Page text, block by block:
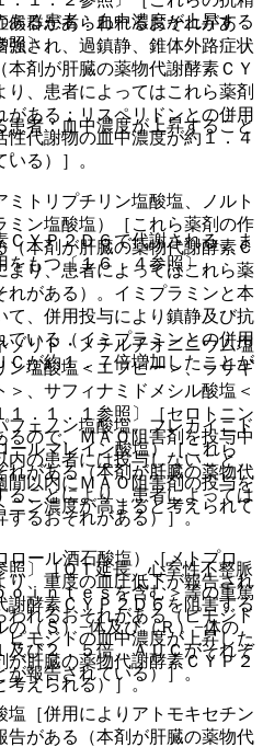
群があらわれるおそれがあ
強され、過鎮静、錐体外路症状
剤が肝臓の薬物代謝酵素ＣＹ
り、患者によってはこれら薬剤
ある；リスペリドンとの併用
代謝物の血中濃度が約１．４
る）］。
トリプチリン塩酸塩、ノルト
ミン塩酸塩）［これら薬剤の作
本剤が肝臓の薬物代謝酵素Ｃ
より、患者によってはこれら薬
れがある）。イミプラミンと本
て、併用投与により鎮静及び抗
ている（イミプラミンとの併用
Ｃが約１．７倍増加したことが
ェノン塩酸塩、フレカイニド
ールマレイン酸塩）［これら
れがある（本剤が肝臓の薬物代
ことにより、患者によっては
するおそれがある）］。
ール酒石酸塩）［メトプロ
り、重度の血圧低下が報告され
酵素ＣＹＰ２Ｄ６を阻害する
の（Ｓ）−体及び（Ｒ）−体の
及び２．５倍、ＡＵＣがそれぞ
報告されている）］。
［併用によりアトモキセチン
告がある（本剤が肝臓の薬物代
る患者：血中濃度が上昇する
照〕。
者：血中濃度が上昇すること
。
ＹＰ２Ｄ６で代謝される。ま
もつ〔１６．４参照〕。
リド・メチルチオニニウム塩
ン塩酸塩＜エフピー＞、ラサギ
、サフィナミドメシル酸塩＜
１．１．１参照〕［セロトニン
ので、ＭＡＯ阻害剤を投与中
の患者には投与しないこと、
間以内にＭＡＯ阻害剤の投与を
ン濃度が高まると考えられて
〕［ＱＴ延長、心室性不整脈
ｉｎｔｅｓを含む＞等の重篤
れるおそれがある（ピモジド
ピモジドの血中濃度が上昇した
肝臓の薬物代謝酵素ＣＹＰ２
考えられる）］。